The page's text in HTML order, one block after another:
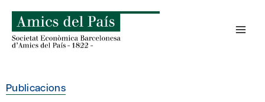
content
Publicacions